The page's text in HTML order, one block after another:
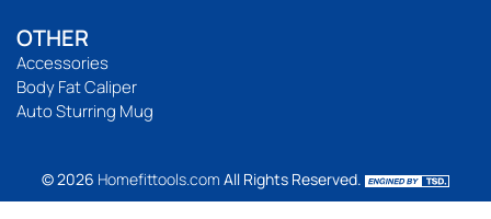
OTHER
Accessories
Body Fat Caliper
Auto Sturring Mug
© 2026 Homefittools.com All Rights Reserved.